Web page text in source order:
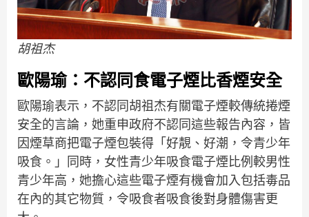
胡祖杰
歐陽瑜：不認同食電子煙比香煙安全
歐陽瑜表示，不認同胡祖杰有關電子煙較傳統捲煙
安全的言論，她重申政府不認同這些報告內容，皆
因煙草商把電子煙包裝得「好靚、好潮，令青少年
吸食。」同時，女性青少年吸食電子煙比例較男性
青少年高，她擔心這些電子煙有機會加入包括毒品
在內的其它物質，令吸食者吸食後對身體傷害更